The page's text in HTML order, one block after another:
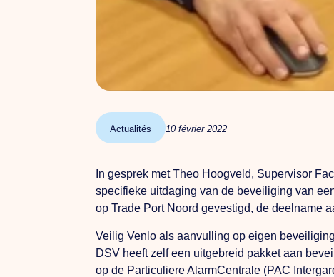
Actualités 10 février 2022
In gesprek met Theo Hoogveld, Supervisor
specifieke uitdaging van de beveiliging van
op Trade Port Noord gevestigd, de deelname
Veilig Venlo als aanvulling op eigen beveiliging
DSV heeft zelf een uitgebreid pakket aan
op de Particuliere AlarmCentrale (PAC